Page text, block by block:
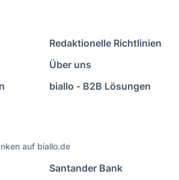
Redaktionelle Richtlinien
Über uns
biallo - B2B Lösungen
auf biallo.de
Santander Bank